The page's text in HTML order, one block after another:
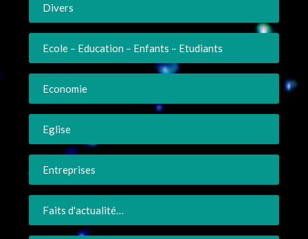
Divers
Ecole – Education – Enfants – Etudiants
Economie
Eglise
Entreprises
Faits d'actualité…